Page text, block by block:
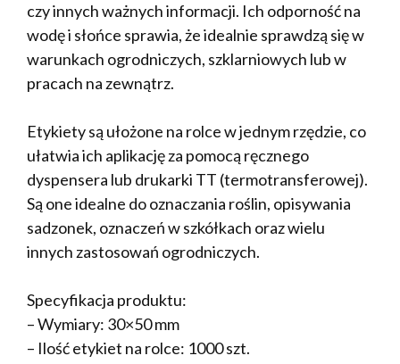
czy innych ważnych informacji. Ich odporność na
wodę i słońce sprawia, że idealnie sprawdzą się w
warunkach ogrodniczych, szklarniowych lub w
pracach na zewnątrz.
Etykiety są ułożone na rolce w jednym rzędzie, co
ułatwia ich aplikację za pomocą ręcznego
dyspensera lub drukarki TT (termotransferowej).
Są one idealne do oznaczania roślin, opisywania
sadzonek, oznaczeń w szkółkach oraz wielu
innych zastosowań ogrodniczych.
Specyfikacja produktu:
– Wymiary: 30×50 mm
– Ilość etykiet na rolce: 1000 szt.